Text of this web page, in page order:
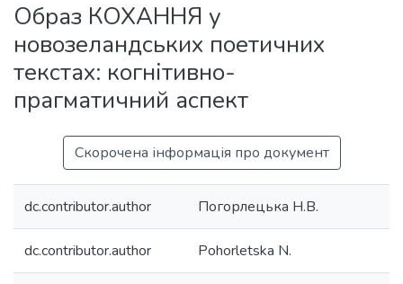
Образ КОХАННЯ у
новозеландських поетичних
текстах: когнітивно-
прагматичний аспект
Скорочена інформація про документ
dc.contributor.author Погорлецька Н.В.
dc.contributor.author Pohorletska N.